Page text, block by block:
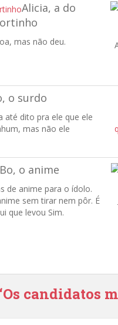
Alicia, a do
mas não deu.
o surdo
até dito pra ele que ele
mas não ele
Bo, o anime
de anime para o ídolo.
sem tirar nem pôr. É
que levou Sim.
candidatos